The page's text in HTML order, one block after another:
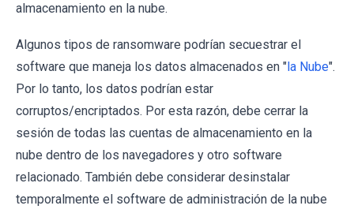
almacenamiento en la nube.
Algunos tipos de ransomware podrían secuestrar el
software que maneja los datos almacenados en " la Nube".
Por lo tanto, los datos podrían estar
corruptos/encriptados. Por esta razón, debe cerrar la
sesión de todas las cuentas de almacenamiento en la
nube dentro de los navegadores y otro software
relacionado. También debe considerar desinstalar
temporalmente el software de administración de la nube